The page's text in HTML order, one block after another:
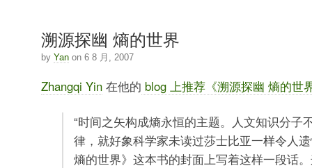
溯源探幽 熵的世界
by Yanon 6 8 月, 2007
Zhangqi Yin在他的 blog 上推荐《溯源探幽 熵的世
“时间之矢构成熵永恒的主题。人文知识分子
律，就好象科学家未读过莎士比亚一样令人
熵的世界》这本书的封面上写着这样一段话